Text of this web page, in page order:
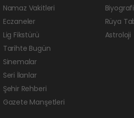
Namaz Vakitleri
Eczaneler
Lig Fikstürü
Tarihte Bugün
Sinemalar
Seri İlanlar
Şehir Rehberi
Gazete Manşetleri
Rüya
Astroloji